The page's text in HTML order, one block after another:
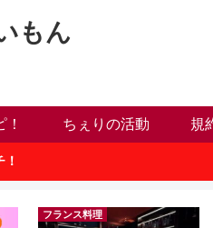
もん
ちぇりの活動 規
フランス料理